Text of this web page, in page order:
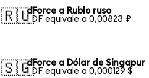
🇷🇺dForce a Rublo ruso
1 DF equivale a 0,00823 ₽
🇸🇬dForce a Dólar de Singapur
1 DF equivale a 0,000129 $